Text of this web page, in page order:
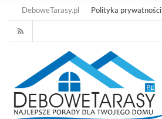
DeboweTarasy.pl Polityka prywatności